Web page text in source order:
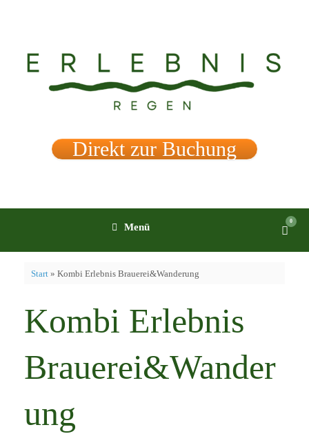
Direkt zur Buchung
Menü
0
Start» Kombi Erlebnis Brauerei&Wanderung
Kombi Erlebnis
Brauerei&Wander
ung